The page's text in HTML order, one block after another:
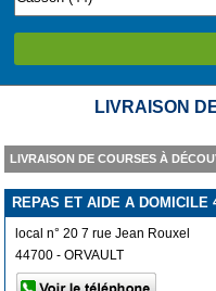
LIVRAISON
LIVRAISON DE COURSES À
REPAS ET AIDE A DOMICILE
local n° 20 7 rue Jean Rouxel
44700 - ORVAULT